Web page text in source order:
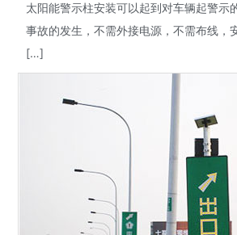
太阳能警示柱安装可以起到对车辆起警示
事故的发生，不需外接电源，不需布线，
[…]